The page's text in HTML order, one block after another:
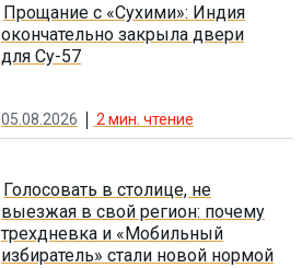
Прощание с «Сухими»: Индия
окончательно закрыла двери
для Су-57
05.08.2026 2 мин. чтение
Голосовать в столице, не
выезжая в свой регион: почему
трехдневка и «Мобильный
избиратель» стали новой нормой